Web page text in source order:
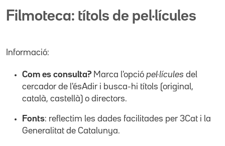
Filmoteca: títols de pel·lícules
Informació:
Com es consulta? Marca l'opció pel·lícules del
cercador de l'ésAdir i busca-hi títols (original,
català, castellà) o directors.
Fonts: reflectim les dades facilitades per 3Cat i la
Generalitat de Catalunya.